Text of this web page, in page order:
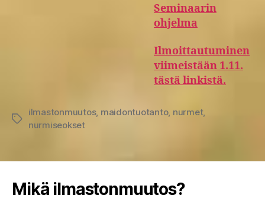
Seminaarin
ohjelma
Ilmoittautuminen
viimeistään 1.11.
tästä linkistä.
Avainsanat
ilmastonmuutos, maidontuotanto, nurmet,
nurmiseokset
Mikä ilmastonmuutos?